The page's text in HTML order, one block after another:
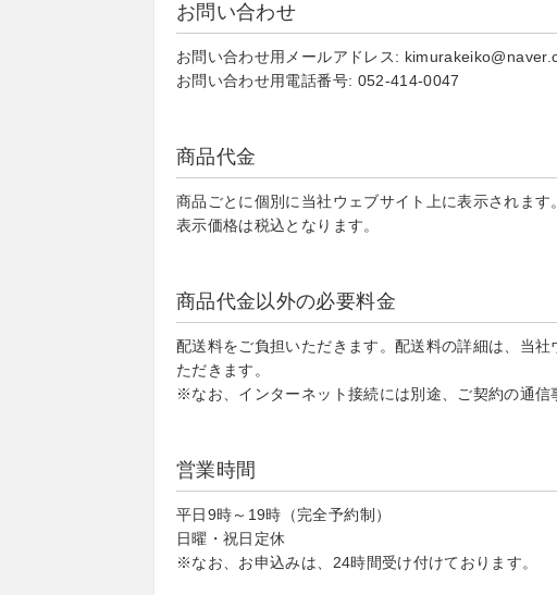
お問い合わせ
お問い合わせ用メールアドレス:
お問い合わせ用電話番号: 052-414-0047
商品代金
商品ごとに個別に当社ウェブサイト上に表示されます。
表示価格は税込となります。
商品代金以外の必要料金
配送料をご負担いただきます。配送料の詳細は、当
ただきます。
※なお、インターネット接続には別途、ご契約の通信
営業時間
平日9時～19時（完全予約制）
日曜・祝日定休
※なお、お申込みは、24時間受け付けております。